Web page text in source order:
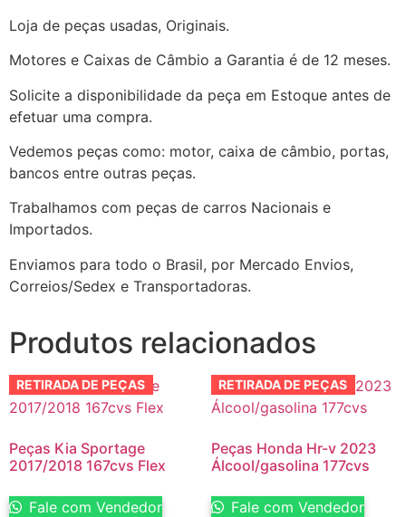
Loja de peças usadas, Originais.
Motores e Caixas de Câmbio a Garantia é de 12 meses.
Solicite a disponibilidade da peça em Estoque antes de
efetuar uma compra.
Vedemos peças como: motor, caixa de câmbio, portas,
bancos entre outras peças.
Trabalhamos com peças de carros Nacionais e
Importados.
Enviamos para todo o Brasil, por Mercado Envios,
Correios/Sedex e Transportadoras.
Produtos relacionados
RETIRADA DE PEÇAS
Peças Kia Sportage
2017/2018 167cvs Flex
Fale com Vendedor
RETIRADA DE PEÇAS
Peças Honda Hr-v 2023
Álcool/gasolina 177cvs
Fale com Vendedor